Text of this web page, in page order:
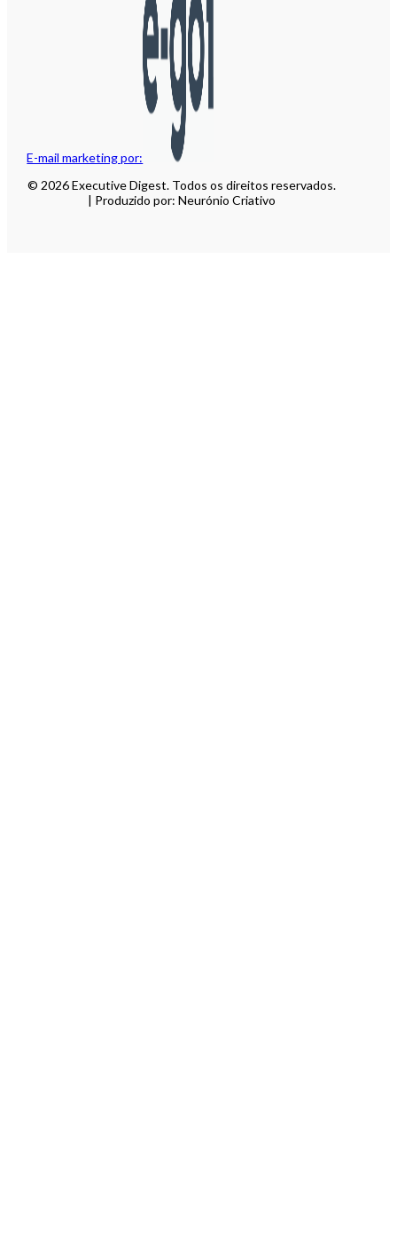
E-mail marketing por:
© 2026 Executive Digest. Todos os direitos reservados.
| Produzido por: Neurónio Criativo